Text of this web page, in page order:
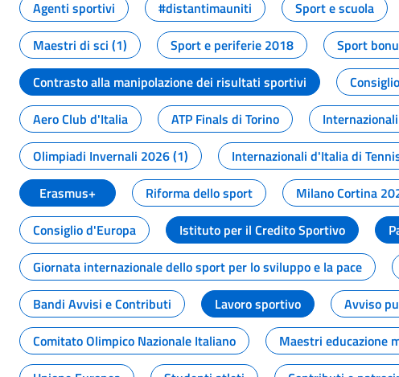
Agenti sportivi
#distantimauniti Sport e scuola
Maestri di sci (1)
Sport e periferie 2018 Sport
Contrasto alla manipolazione dei risultati sportivi
Aero Club d'Italia
ATP Finals di Torino
Olimpiadi Invernali 2026 (1)
Internazionali d'Italia di
Erasmus+
Riforma dello sport Milano Cortina
Consiglio d'Europa
Istituto per il Credito Sportivo
Giornata internazionale dello sport per lo sviluppo e la pace
Bandi Avvisi e Contributi
Lavoro sportivo Avviso
Comitato Olimpico Nazionale Italiano
Maestri educazione